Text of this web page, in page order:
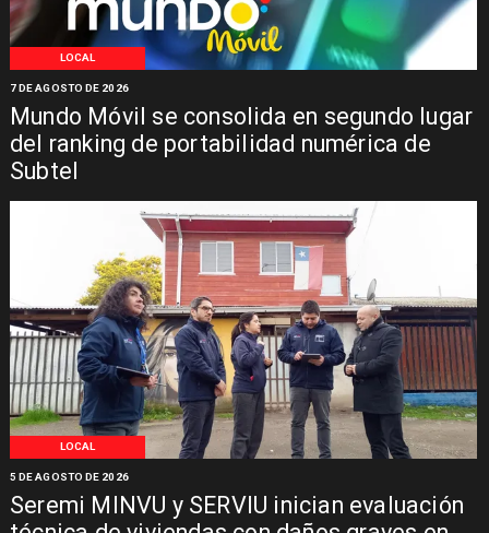
LOCAL
Mundo Móvil se consolida en segundo lugar
del ranking de portabilidad numérica de
Subtel
7 DE AGOSTO DE 2026
LOCAL
Seremi MINVU y SERVIU inician evaluación
5 DE AGOSTO DE 2026